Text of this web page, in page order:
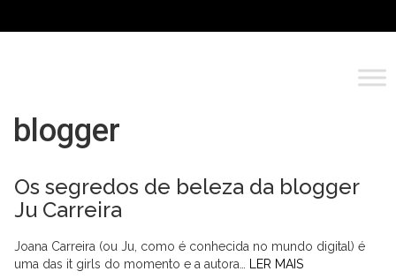
blogger
Os segredos de beleza da blogger
Ju Carreira
Joana Carreira (ou Ju, como é conhecida no mundo digital) é
uma das it girls do momento e a autora…
LER MAIS